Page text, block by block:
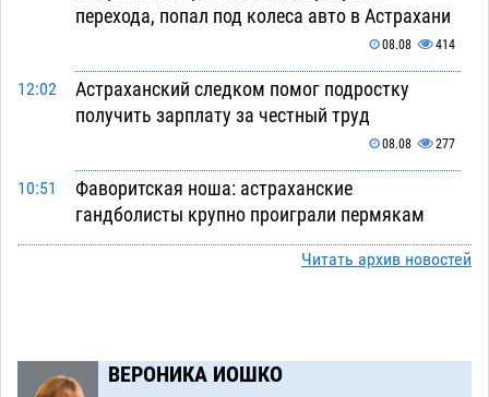
перехода, попал под колеса авто в Астрахани
08.08 414
12:02
Астраханский следком помог подростку
получить зарплату за честный труд
08.08 277
10:51
Фаворитская ноша: астраханские
гандболисты крупно проиграли пермякам
08.08 271
18:00 Завтра астраханцы проведут день в режиме
Читать архив новостей
ВЕРОНИКА ИОШКО